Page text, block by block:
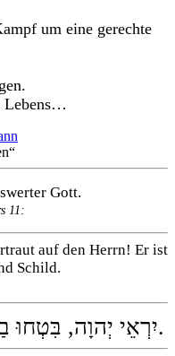
um eine gerechte
Lebens…
Gott.
11:
auf den Herrn! Er ist
Schild.
יִרְאֵי יְהוָה, בִּטְחוּ בַיהוָה; עֶזְרָם וּמָגִנָּם הוּא.